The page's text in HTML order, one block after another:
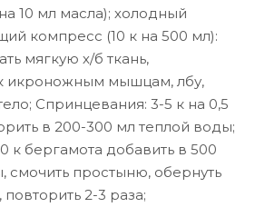
10 мл масла); холодный
компресс (10 к на 500 мл):
мягкую х/б ткань,
икроножным мышцам, лбу,
Спринцевания: 3-5 к на 0,5
в 200-300 мл теплой воды;
к бергамота добавить в 500
смочить простыню, обернуть
2-3 раза;